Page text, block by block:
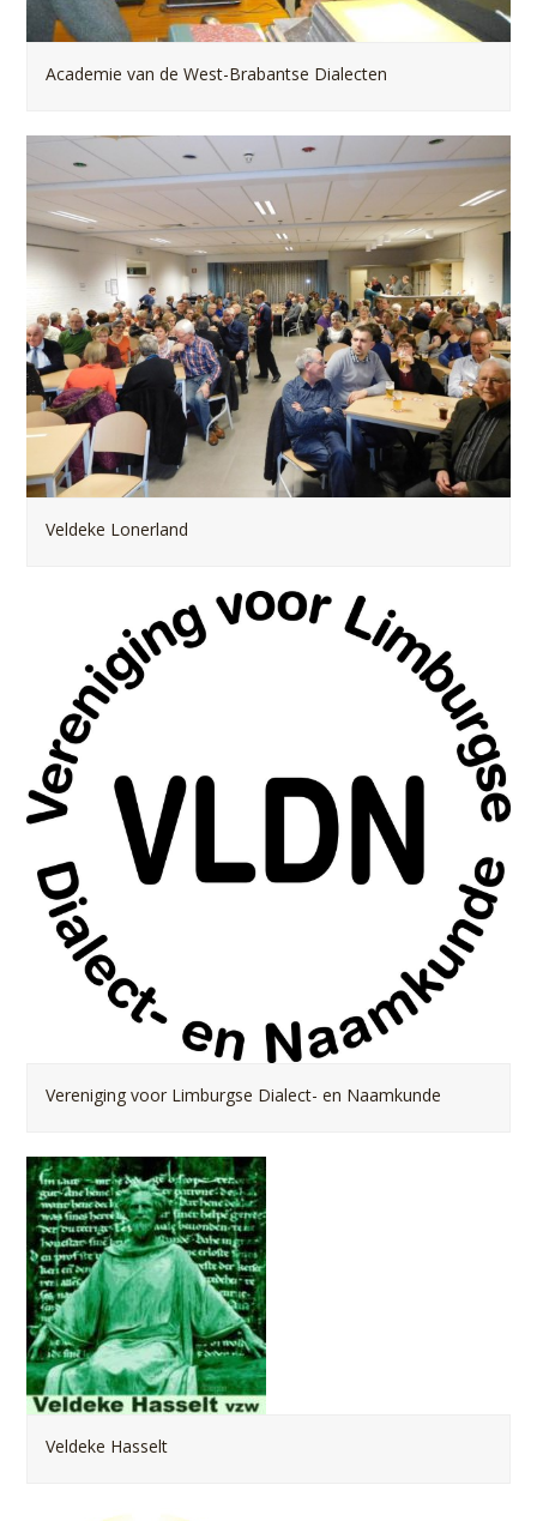
Academie van de West-Brabantse Dialecten
Veldeke Lonerland
Vereniging voor Limburgse Dialect- en Naamkunde
Veldeke Hasselt